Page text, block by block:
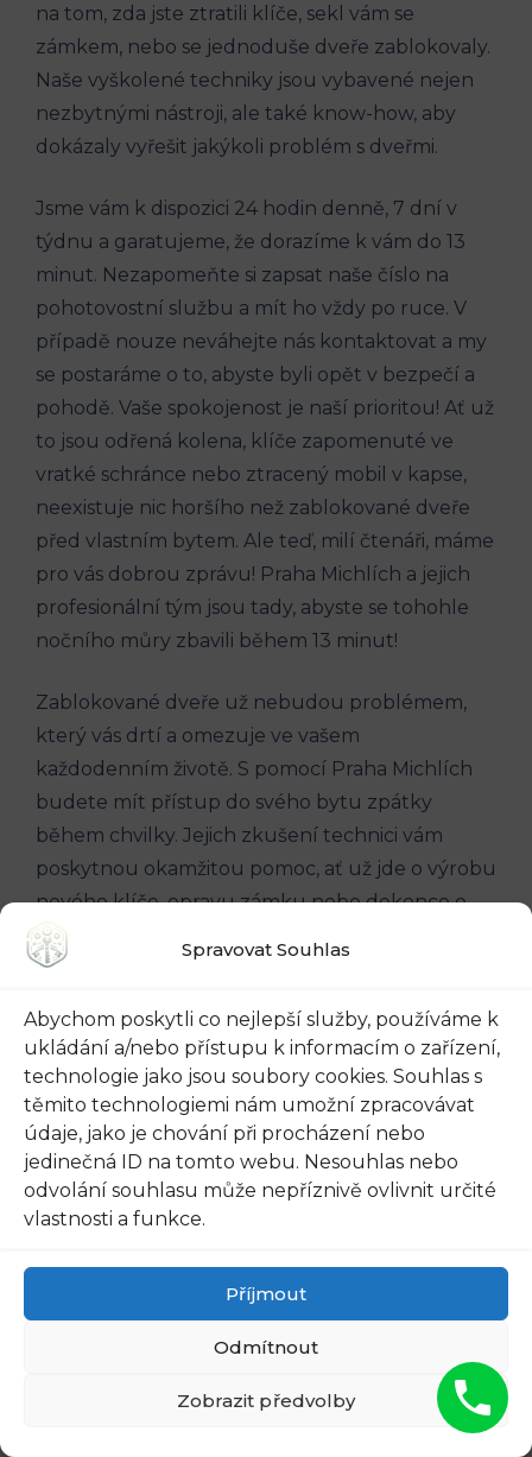
Spravovat Souhlas
Abychom poskytli co nejlepší služby, používáme k
ukládání a/nebo přístupu k informacím o zařízení,
technologie jako jsou soubory cookies. Souhlas s
těmito technologiemi nám umožní zpracovávat
údaje, jako je chování při procházení nebo
jedinečná ID na tomto webu. Nesouhlas nebo
odvolání souhlasu může nepříznivě ovlivnit určité
vlastnosti a funkce.
Příjmout
Odmítnout
Zobrazit předvolby
na tom, zda jste ztratili klíče, sekl vám se
zámkem, nebo se jednoduše dveře zablokovaly.
Naše vyškolené techniky jsou vybavené nejen
nezbytnými nástroji, ale také know-how, aby
dokázaly vyřešit jakýkoli problém s dveřmi.
Jsme vám k dispozici 24 hodin denně, 7 dní v
týdnu a garatujeme, že dorazíme k vám do 13
minut. Nezapomeňte si zapsat naše číslo na
pohotovostní službu a mít ho vždy po ruce. V
případě nouze neváhejte nás kontaktovat a my
se postaráme o to, abyste byli opět v bezpečí a
pohodě. Vaše spokojenost je naší prioritou! Ať už
to jsou odřená kolena, klíče zapomenuté ve
vratké schránce nebo ztracený mobil v kapse,
neexistuje nic horšího než zablokované dveře
před vlastním bytem. Ale teď, milí čtenáři, máme
pro vás dobrou zprávu! Praha Michlích a jejich
profesionální tým jsou tady, abyste se tohohle
nočního můry zbavili během 13 minut!
Zablokované dveře už nebudou problémem,
který vás drtí a omezuje ve vašem
každodenním životě. S pomocí Praha Michlích
budete mít přístup do svého bytu zpátky
během chvilky. Jejich zkušení technici vám
poskytnou okamžitou pomoc, ať už jde o výrobu
nového klíče, opravu zámku nebo dokonce o
otevření dveří bez poškození.
zablokovanými dveřmi, nezoufejte! Stačí
kontaktovat Praha Michlích a během chvíle
budete zpátky uvnitř svého příjemného
útočiště. Už žádné obavy, už žádné stresování se
nad ztracenými klíči. Věřte dovednostem týmu
Praha Michlích a připravte se na rychlé a
profesionální řešení vašeho problému se
zablokovanými dveřmi.
Doporučujeme: